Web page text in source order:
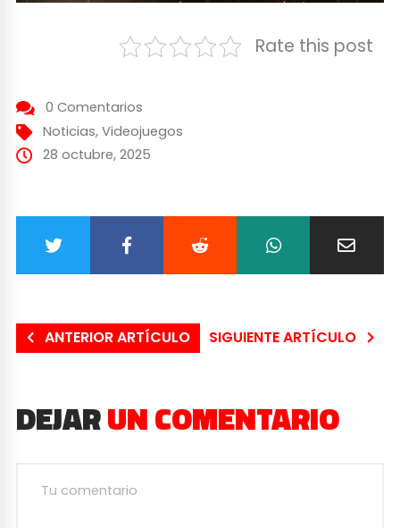
Rate this post
0 Comentarios
Noticias, Videojuegos
28 octubre, 2025
ANTERIOR ARTÍCULO SIGUIENTE ARTÍCULO
DEJARUN COMENTARIO